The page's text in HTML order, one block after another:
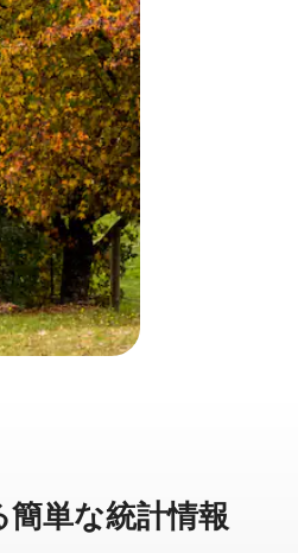
単⁠な統⁠計⁠情⁠報